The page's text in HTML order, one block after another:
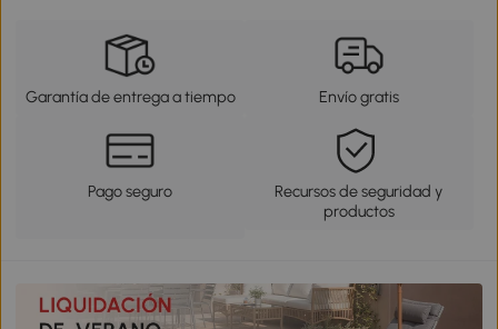
Garantía de entrega a tiempo Envío gratis
Pago seguro
Recursos de seguridad y
productos